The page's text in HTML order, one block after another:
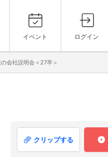
イベント ログイン
会社説明会＜27卒＞
クリップする